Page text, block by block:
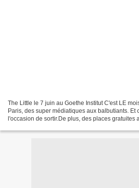
The Little le 7 juin au Goethe Institut C'est LE
Paris, des super médiatiques aux balbutiants. Et
l'occasion de sortir.De plus, des places gratuites